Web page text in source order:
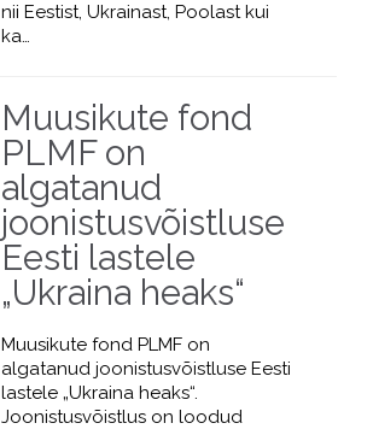
nii Eestist, Ukrainast, Poolast kui
ka…
Muusikute fond
PLMF on
algatanud
joonistusvõistluse
Eesti lastele
„Ukraina heaks“
Muusikute fond PLMF on
algatanud joonistusvõistluse Eesti
lastele „Ukraina heaks“.
Joonistusvõistlus on loodud